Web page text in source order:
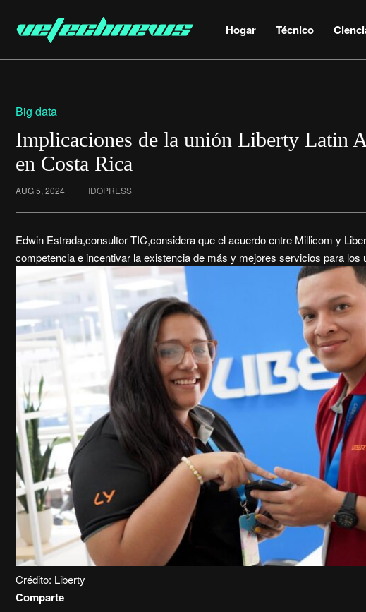
Hogar Técnico
Big data
Implicaciones de la unión Liberty Latin
en Costa Rica
AUG 5, 2024 IDOPRESS
Edwin Estrada,consultor TIC,considera que el acuerdo entre Millicom y
competencia e incentivar la existencia de más y mejores servicios para los
Crédito: Liberty
Comparte